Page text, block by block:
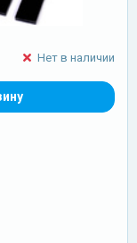
Нет в наличии